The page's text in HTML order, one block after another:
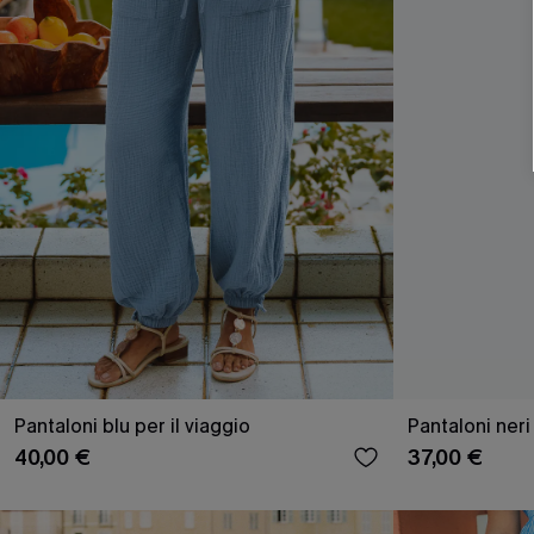
Pantaloni blu per il viaggio
40,00 €
Pantaloni
37,00 €